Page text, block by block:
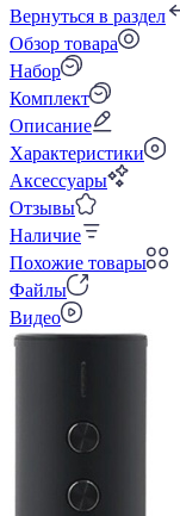
Вернуться в раздел
Обзор товара
Набор
Комплект
Описание
Характеристики
Аксессуары
Отзывы
Наличие
Похожие товары
Файлы
Видео